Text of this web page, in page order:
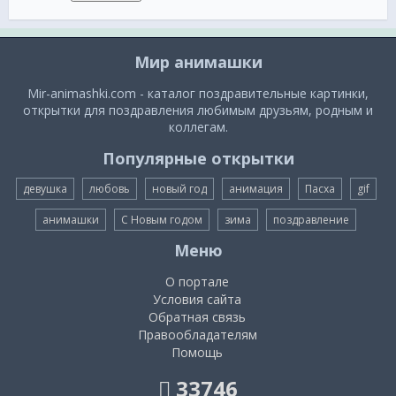
Мир анимашки
Mir-animashki.com - каталог поздравительные картинки,
открытки для поздравления любимым друзьям, родным и
коллегам.
Популярные открытки
девушка любовь новый год анимация Пасха gif
анимашки С Новым годом зима поздравление
Меню
О портале
Условия сайта
Обратная связь
Правообладателям
Помощь
33746